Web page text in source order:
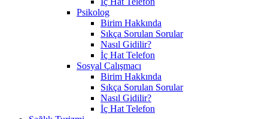
Psikolog
Birim Hakkında
Sıkça Sorulan Sorular
Nasıl Gidilir?
İç Hat Telefon
Sosyal Çalışmacı
Birim Hakkında
Sıkça Sorulan Sorular
Nasıl Gidilir?
İç Hat Telefon